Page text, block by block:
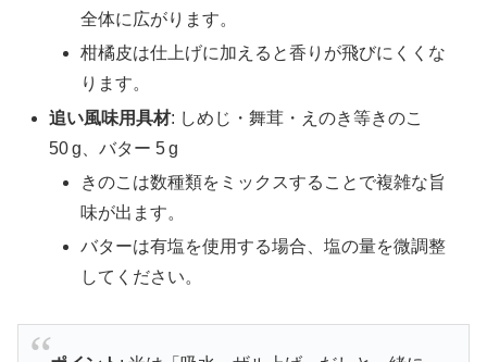
全体に広がります。
柑橘皮は仕上げに加えると香りが飛びにくくな
ります。
追い風味用具材: しめじ・舞茸・えのき等きのこ
50 g、バター 5 g
きのこは数種類をミックスすることで複雑な旨
味が出ます。
バターは有塩を使用する場合、塩の量を微調整
してください。